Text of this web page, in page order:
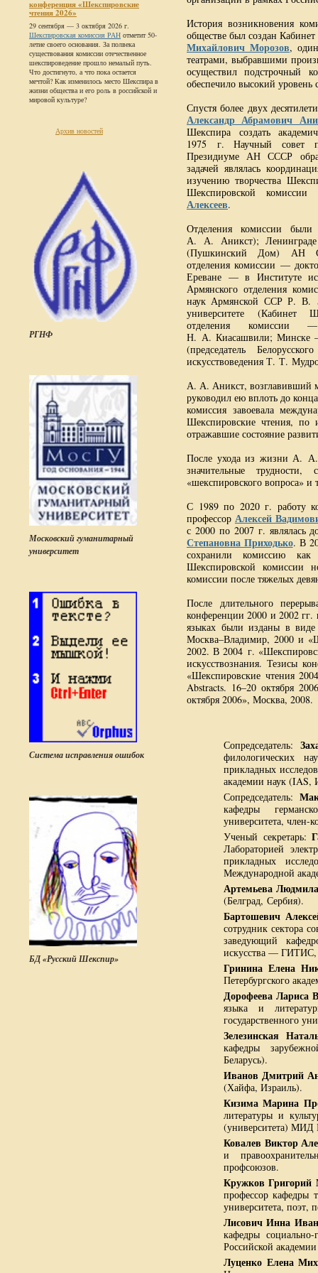
конференция «Шекспировские
чтения 2026»
29 сентября — 3 октября 2026 г.
Шекспировская комиссия РАН отметит 50-
летие своего основания. За полвека
существования комиссии отечественное
шекспироведение прошло немалый путь.
Что достигнуто, а что пока остается
мечтой? Как изменилось место Шекспира в
жизни общества и его роль в российской и
мировой культуре?
Архив новостей
РГНФ
Московский гуманитарный
университет
Система исправления ошибок
БД «Русский Шекспир»
История возникновения
обществе был создан
Михайлович Морозов,
театрами, выбравшими
осуществил подстрочный
обеспечило высокий
Спустя более двух
Александр Абрамович
Шекспира создать
1975 г. Научный совет
Президиуме АН СССР
задачей являлась
изучению творчества
Шекспировской
Алексеев.
Отделения комиссии были
А. А. Аникст);
(Пушкинский Дом) АН
отделения комиссии —
Ереване — в Институте
Армянского отделения
наук Армянской ССР Р. В.
университете (Кабинет
отделения комиссии
Н. А. Киасашвили; Минске —
(председатель
искусствоведения Т. Т.
А. А. Аникст, возглавивший
руководил ею вплоть до
комиссия завоевала
Шекспировские чтения, по
отражавшие состояние
После ухода из жизни А. А.
значительные
«шекспировского вопроса» и
С 1989 по 2020 г. работу
профессор Алексей
с 2000 по 2007 г. являлась
Степановна Приходько. В
сохранили комиссию как
Шекспировской комиссии
комиссии после тяжелых
После длительного
конференции 2000 и 2002
языках были изданы в виде
Москва–Владимир, 2000 и
2002. В 2004 г.
искусствознания. Тезисы
«Шекспировские чтения
Abstracts. 16–20 октября
октября 2006», Москва, 2008.
Сопредседатель:
филологических
прикладных
академии наук (IAS,
Сопредседатель:
кафедры
университета,
Ученый секретарь:
Лабораторией
прикладных
Международной
Артемьева
(Белград, Сербия).
Бартошевич
сотрудник сектора
заведующий
искусства — ГИТИС,
Гринина Елена
Петербургского
Дорофеева Лариса
языка и
государственного
Зелезинская
кафедры
Беларусь).
Иванов Дмитрий
(Хайфа, Израиль).
Кизима Марина
литературы и
(университета)
Ковалев Виктор
и
профсоюзов.
Кружков Григорий
профессор кафедры
университета, поэт,
Лисович Инна
кафедры
Российской
Луценко Елена